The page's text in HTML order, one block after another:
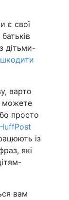
є свої
дітьми-
варто
можете
просто
із
які
вам